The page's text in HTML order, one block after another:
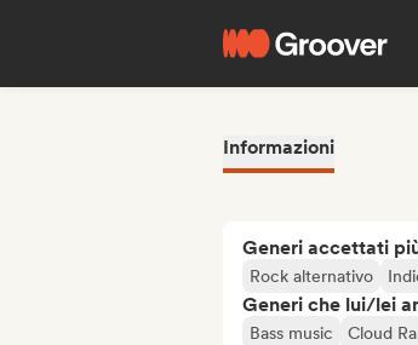
Informazioni
Generi accettati
Rock alternativo
Generi che lui/lei
Bass music Cloud